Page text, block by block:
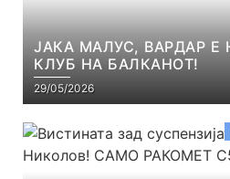
ЈАКА МАЛУС, ВАРДАР Е
КЛУБ НА БАЛКАНОТ!
29/05/2026